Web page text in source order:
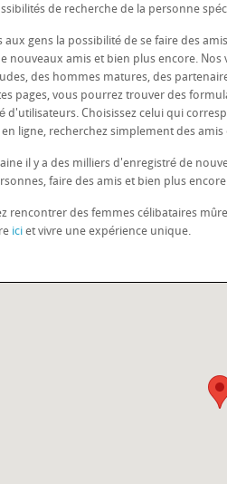
de recherche de la personne
aux gens la possibilité de se faire des
nouveaux amis et bien plus encore.
des hommes matures, des
pages, vous pourrez trouver des
d'utilisateurs. Choisissez celui qui
ligne, recherchez simplement des
il y a des milliers d'enregistré de
faire des amis et bien plus
rencontrer des femmes célibataires
ici et vivre une expérience unique.